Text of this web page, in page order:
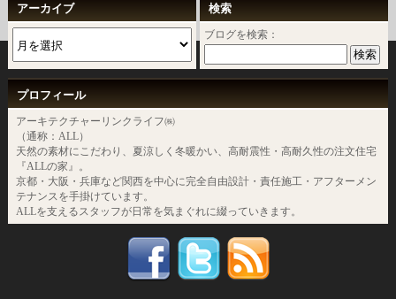
アーカイブ 検索
ブログを検索：
プロフィール
アーキテクチャーリンクライフ㈱
（通称：ALL）
天然の素材にこだわり、夏涼しく冬暖かい、高耐震性・高耐久性の注文住宅
『ALLの家』。
京都・大阪・兵庫など関西を中心に完全自由設計・責任施工・アフターメン
テナンスを手掛けています。
ALLを支えるスタッフが日常を気まぐれに綴っていきます。